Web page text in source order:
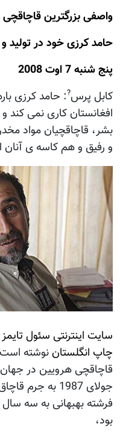
واصفی بزرگترين
حامد کرزی خود در توليد
پنج شنبه 7 اوت 2008
کابل پرس?: حامد کرزی
افغانستان کاری نمی
بشر، قاچاقچيان مواد
و رفيق و هم کاسه ی
سايت اينترنتی سئول
چاپ انگلستان نوشته است
جولای 1987 به
فرشته بهبهانی به سه
بود،